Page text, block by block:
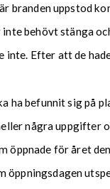
branden uppstod
inte behövt stänga
inte. Efter att de
ha befunnit sig på
några uppgifter
öppnade för året
öppningsdagen